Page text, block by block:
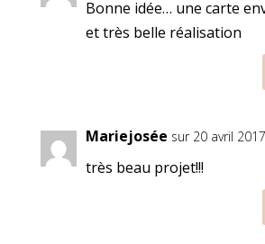
Bonne idée… une carte
et très belle réalisation
Mariejosée sur 20 avril
très beau projet!!!